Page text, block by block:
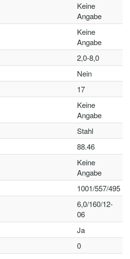
Keine
Angabe
Keine
Angabe
2,0-8,0
Nein
17
Keine
Angabe
Stahl
88.46
Keine
Angabe
1001/557/495
6,0/160/12-
06
Ja
0